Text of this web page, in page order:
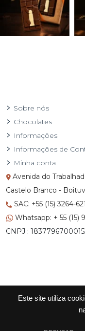
Este site utiliza
Sobre nós
Chocolates
Informações
Informações de
Minha conta
Avenida do
Castelo Branco -
SAC: +55 (15) 3264-
Whatsapp: + 55 (15)
CNPJ :